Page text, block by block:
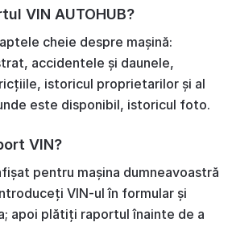
VIN AUTOHUB?
cheie despre mașină:
accidentele și daunele,
istoricul proprietarilor și al
este disponibil, istoricul foto.
VIN?
pentru mașina dumneavoastră
VIN-ul în formular și
apoi plătiți raportul înainte de a